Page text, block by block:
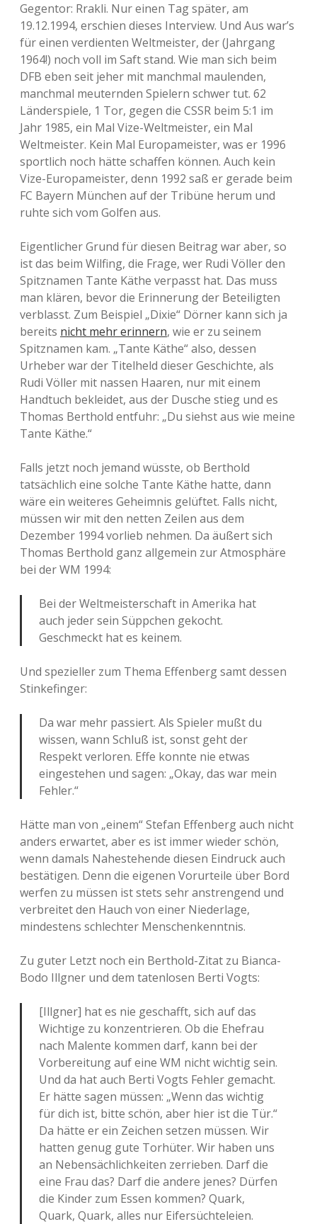
Gegentor: Rrakli. Nur einen Tag später, am
19.12.1994, erschien dieses Interview. Und Aus war’s
für einen verdienten Weltmeister, der (Jahrgang
1964!) noch voll im Saft stand. Wie man sich beim
DFB eben seit jeher mit manchmal maulenden,
manchmal meuternden Spielern schwer tut. 62
Länderspiele, 1 Tor, gegen die CSSR beim 5:1 im
Jahr 1985, ein Mal Vize-Weltmeister, ein Mal
Weltmeister. Kein Mal Europameister, was er 1996
sportlich noch hätte schaffen können. Auch kein
Vize-Europameister, denn 1992 saß er gerade beim
FC Bayern München auf der Tribüne herum und
ruhte sich vom Golfen aus.
Eigentlicher Grund für diesen Beitrag war aber, so
ist das beim Wilfing, die Frage, wer Rudi Völler den
Spitznamen Tante Käthe verpasst hat. Das muss
man klären, bevor die Erinnerung der Beteiligten
verblasst. Zum Beispiel „Dixie“ Dörner kann sich ja
bereits nicht mehr erinnern, wie er zu seinem
Spitznamen kam. „Tante Käthe“ also, dessen
Urheber war der Titelheld dieser Geschichte, als
Rudi Völler mit nassen Haaren, nur mit einem
Handtuch bekleidet, aus der Dusche stieg und es
Thomas Berthold entfuhr: „Du siehst aus wie meine
Tante Käthe.“
Falls jetzt noch jemand wüsste, ob Berthold
tatsächlich eine solche Tante Käthe hatte, dann
wäre ein weiteres Geheimnis gelüftet. Falls nicht,
müssen wir mit den netten Zeilen aus dem
Dezember 1994 vorlieb nehmen. Da äußert sich
Thomas Berthold ganz allgemein zur Atmosphäre
bei der WM 1994:
Bei der Weltmeisterschaft in Amerika hat
auch jeder sein Süppchen gekocht.
Geschmeckt hat es keinem.
Und spezieller zum Thema Effenberg samt dessen
Stinkefinger:
Da war mehr passiert. Als Spieler mußt du
wissen, wann Schluß ist, sonst geht der
Respekt verloren. Effe konnte nie etwas
eingestehen und sagen: „Okay, das war mein
Fehler.“
Hätte man von „einem“ Stefan Effenberg auch nicht
anders erwartet, aber es ist immer wieder schön,
wenn damals Nahestehende diesen Eindruck auch
bestätigen. Denn die eigenen Vorurteile über Bord
werfen zu müssen ist stets sehr anstrengend und
verbreitet den Hauch von einer Niederlage,
mindestens schlechter Menschenkenntnis.
Zu guter Letzt noch ein Berthold-Zitat zu Bianca-
Bodo Illgner und dem tatenlosen Berti Vogts:
[Illgner] hat es nie geschafft, sich auf das
Wichtige zu konzentrieren. Ob die Ehefrau
nach Malente kommen darf, kann bei der
Vorbereitung auf eine WM nicht wichtig sein.
Und da hat auch Berti Vogts Fehler gemacht.
Er hätte sagen müssen: „Wenn das wichtig
für dich ist, bitte schön, aber hier ist die Tür.“
Da hätte er ein Zeichen setzen müssen. Wir
hatten genug gute Torhüter. Wir haben uns
an Nebensächlichkeiten zerrieben. Darf die
eine Frau das? Darf die andere jenes? Dürfen
die Kinder zum Essen kommen? Quark,
Quark, Quark, alles nur Eifersüchteleien.